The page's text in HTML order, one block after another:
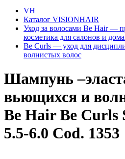
VH
Каталог VISIONHAIR
Уход за волосами Be Hair —
косметика для салонов и
Be Curls — уход для
волнистых волос
Шампунь
вьющихся и
Be Hair Be Curls
5.5-6.0 Cod. 1353